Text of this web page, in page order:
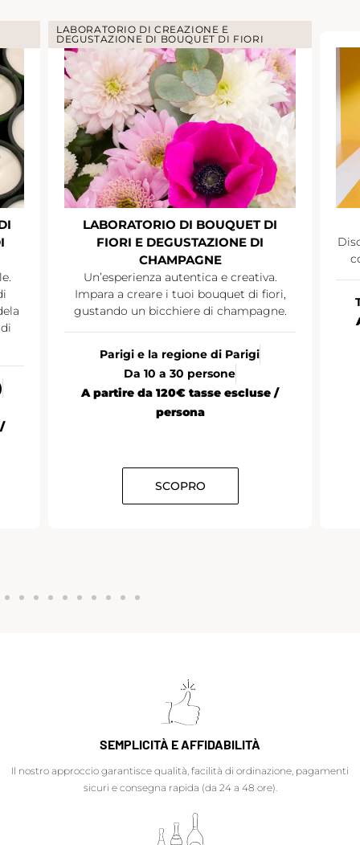
LABORATORIO DI CREAZIONE E
DEGUSTAZIONE DI BOUQUET DI FIORI
LABORATORIO DI BOUQUET DI
FIORI E DEGUSTAZIONE DI
CHAMPAGNE
Un’esperienza autentica e creativa.
Impara a creare i tuoi bouquet di fiori,
gustando un bicchiere di champagne.
Parigi e la regione di Parigi
Da 10 a 30 persone
A partire da 120€ tasse escluse /
persona
SCOPRO
SEMPLICITÀ E AFFIDABILITÀ
Il nostro approccio garantisce qualità, facilità di ordinazione, pagamenti
sicuri e consegna rapida (da 24 a 48 ore).